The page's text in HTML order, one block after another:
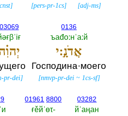
[adj-ms]
[pers-pr-1cs]
]
0136
ъаđо:нˈа:й
אֲדֹנָ֣:י
Господина·моего
[nmvp-pr-dei~ 1cs-sf]
03069
pr-dei]
03282
йˈаңан
01961 8800
ғěйˈөτ-‎